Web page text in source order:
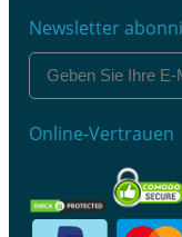
Newsletter
Online-Vertrauen